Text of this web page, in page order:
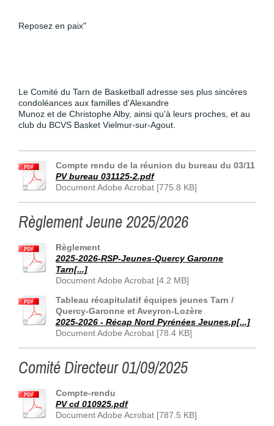
Reposez en paix"
Le Comité du Tarn de Basketball adresse ses plus sincères
condoléances aux familles d'Alexandre
Munoz et de Christophe Alby, ainsi qu'à leurs proches, et au
club du BCVS Basket Vielmur-sur-Agout.
Compte rendu de la réunion du bureau du 03/11
PV bureau 031125-2.pdf
Document Adobe Acrobat [775.8 KB]
Règlement Jeune 2025/2026
Règlement
2025-2026-RSP-Jeunes-Quercy Garonne
Tarn[...]
Document Adobe Acrobat [4.2 MB]
Tableau récapitulatif équipes jeunes Tarn /
Quercy-Garonne et Aveyron-Lozère
2025-2026 - Récap Nord Pyrénées Jeunes.p[...]
Document Adobe Acrobat [78.4 KB]
Comité Directeur 01/09/2025
Compte-rendu
PV cd 010925.pdf
Document Adobe Acrobat [787.5 KB]